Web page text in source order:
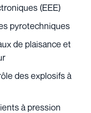
(EEE)
pyrotechniques
de plaisance et
des explosifs à
à pression